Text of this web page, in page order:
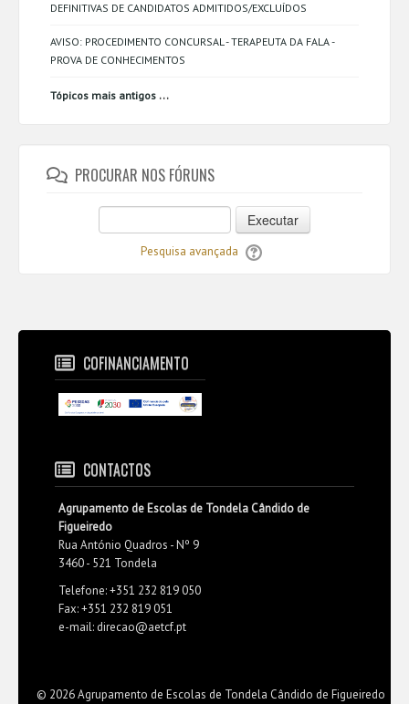
DEFINITIVAS DE CANDIDATOS ADMITIDOS/EXCLUÍDOS
AVISO: PROCEDIMENTO CONCURSAL - TERAPEUTA DA FALA -
PROVA DE CONHECIMENTOS
Tópicos mais antigos ...
PROCURAR NOS FÓRUNS
Executar
Pesquisa avançada
COFINANCIAMENTO
CONTACTOS
Agrupamento de Escolas de Tondela Cândido de
Figueiredo
Rua António Quadros - Nº 9
3460 - 521 Tondela
Telefone: +351 232 819 050
Fax: +351 232 819 051
e-mail: direcao@aetcf.pt
© 2026 Agrupamento de Escolas de Tondela Cândido de Figueiredo